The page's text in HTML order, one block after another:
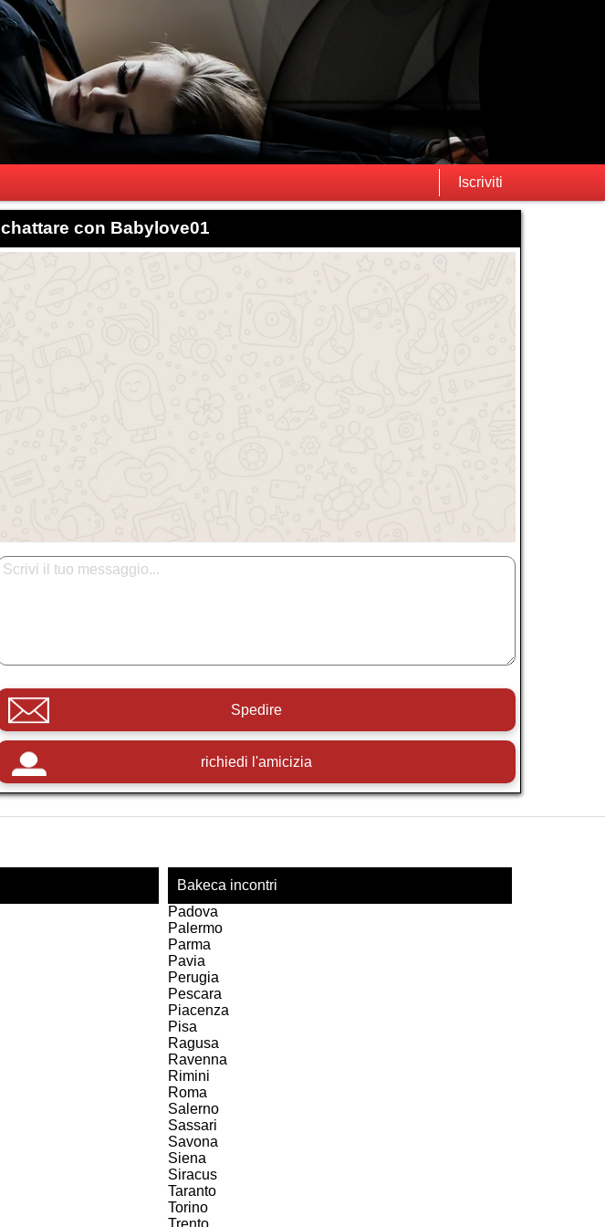
Iscriviti
chattare con Babylove01
Spedire
richiedi l'amicizia
Bakeca incontri
Padova
Palermo
Parma
Pavia
Perugia
Pescara
Piacenza
Pisa
Ragusa
Ravenna
Rimini
Roma
Salerno
Sassari
Savona
Siena
Siracus
Taranto
Torino
Trento